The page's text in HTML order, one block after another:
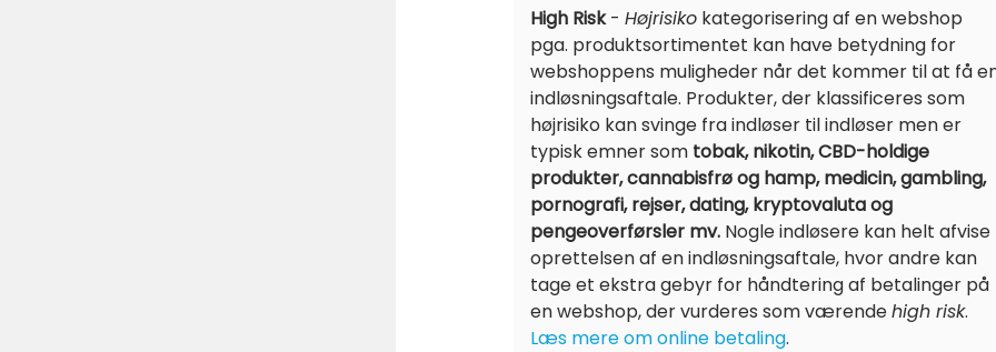
High Risk- Højrisiko kategorisering af en webshop
pga. produktsortimentet kan have betydning for
webshoppens muligheder når det kommer til at få
indløsningsaftale. Produkter, der klassificeres som
højrisiko kan svinge fra indløser til indløser men er
typisk emner som tobak, nikotin, CBD-holdige
produkter, cannabisfrø og hamp, medicin, gambling,
pornografi, rejser, dating, kryptovaluta og
pengeoverførsler mv. Nogle indløsere kan helt afvise
oprettelsen af en indløsningsaftale, hvor andre kan
tage et ekstra gebyr for håndtering af betalinger på
en webshop, der vurderes som værendehigh risk.
Læs mere om online betaling.